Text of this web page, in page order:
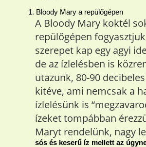
1. Bloody Mary a repülőgépen
A Bloody Mary koktél
repülőgépen
szerepet kap egy agyi
de az ízlelésben is
utazunk, 80-90
kitéve, ami nemcsak a
ízlelésünk is
ízeket tompábban
Maryt rendelünk, nagy
sós és keserű íz mellett az